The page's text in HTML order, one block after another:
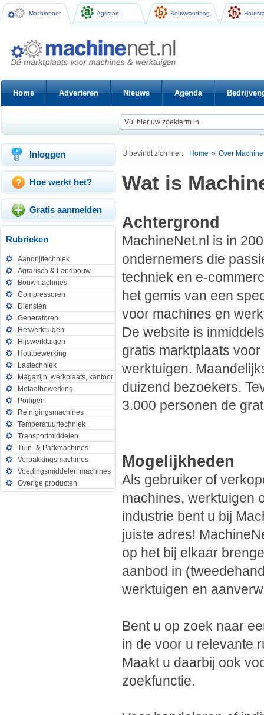
Machinenet Agristart Bouwvandaag
Home Adverteren Nieuws Agenda
Inloggen
Hoe werkt het?
Gratis aanmelden
Rubrieken
Aandrijftechniek
Agrarisch & Landbouw
Bouwmachines
Compressoren
Diensten
Generatoren
Hefwerktuigen
Hijswerktuigen
Houtbewerking
Lastechniek
Magazijn, werkplaats, kantoor
Metaalbewerking
Pompen
Reinigingsmachines
Temperatuurtechniek
Transportmiddelen
Tuin- & Parkmachines
Verpakkingsmachines
Voedingsmiddelen machines
Overige producten
U bevindt zich hier: Home » Over
Wat is
Achtergrond
MachineNet.nl is in
ondernemers die
techniek en e-
het gemis van een
voor machines en
De website is
gratis marktplaats
werktuigen.
duizend bezoekers.
3.000 personen de
Mogelijkheden
Als gebruiker of
machines, werktuigen
industrie bent u bij
juiste adres!
op het bij elkaar
aanbod in
werktuigen en
Bent u op zoek naar
in de voor u relevante
Maakt u daarbij ook
zoekfunctie.